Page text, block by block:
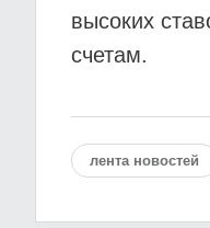
высоких
счетам.
лента новостей